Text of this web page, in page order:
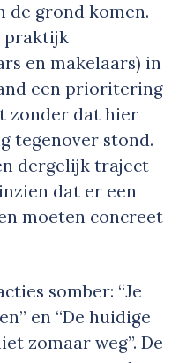
de grond komen.
praktijk
en makelaars) in
een prioritering
zonder dat hier
tegenover stond.
dergelijk traject
dat er een
moeten concreet
somber: “Je
en “De huidige
zomaar weg”. De